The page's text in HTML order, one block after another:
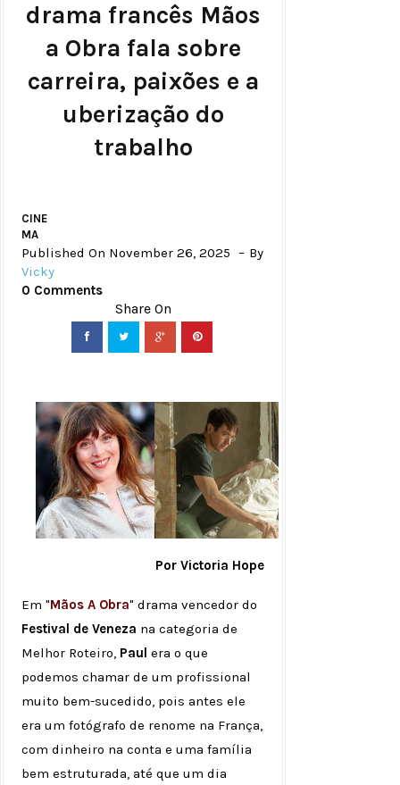
drama francês Mãos
a Obra fala sobre
carreira, paixões e a
uberização do
trabalho
CINE
MA
Published On November 26, 2025
By
Vicky
0 Comments
Por Victoria Hope
Em "Mãos A Obra" drama vencedor do
Festival de Veneza na categoria de
Melhor Roteiro, Paul era o que
podemos chamar de um profissional
muito bem-sucedido, pois antes ele
era um fotógrafo de renome na França,
com dinheiro na conta e uma família
bem estruturada, até que um dia